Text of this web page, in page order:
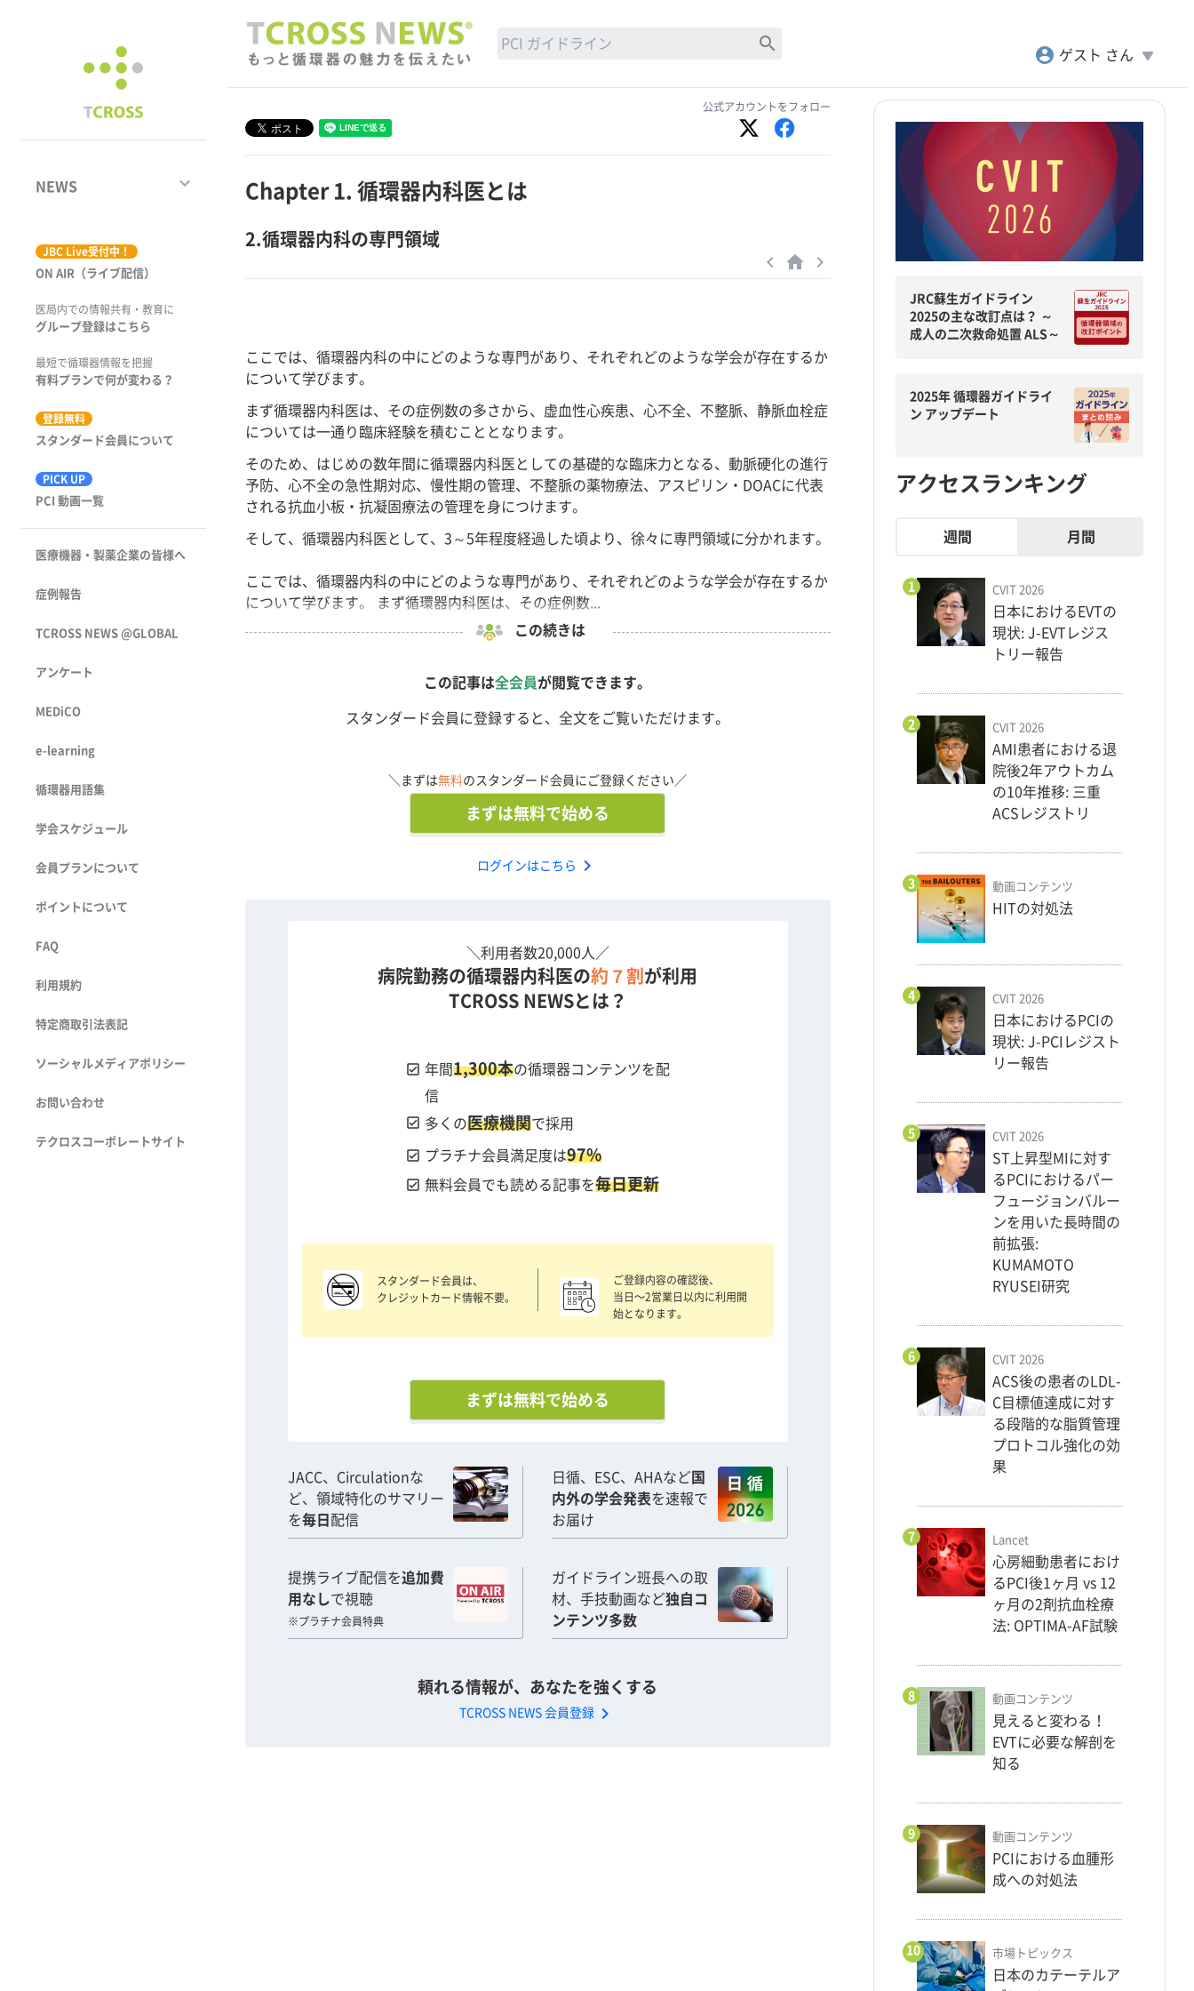
NEWS keyboard_arrow_down
ジャーナル
動画コンテンツ
市場トピックス
JBC Live受付中！
ON AIR（ライブ配信）
医局内での情報共有・教育に
グループ登録はこちら
最短で循環器情報を把握
有料プランで何が変わる？
登録無料
スタンダード会員について
PICK UP
PCI 動画一覧
医療機器・製薬企業の皆様へ
症例報告
TCROSS NEWS @GLOBAL
アンケート
MEDiCO
e-learning
循環器用語集
学会スケジュール
会員プランについて
ポイントについて
FAQ
利用規約
特定商取引法表記
ソーシャルメディアポリシー
お問い合わせ
テクロスコーポレートサイト
search
account_circle ゲスト さん play_arrow
公式アカウントをフォロー
Chapter 1. 循環器内科医とは
2.循環器内科の専門領域
navigate_before home navigate_next
ここでは、循環器内科の中にどのような専門があり、それぞれどのような学会が存在するか
について学びます。
まず循環器内科医は、その症例数の多さから、虚血性心疾患、心不全、不整脈、静脈血栓症
については一通り臨床経験を積むこととなります。
そのため、はじめの数年間に循環器内科医としての基礎的な臨床力となる、動脈硬化の進行
予防、心不全の急性期対応、慢性期の管理、不整脈の薬物療法、アスピリン・DOACに代表
される抗血小板・抗凝固療法の管理を身につけます。
そして、循環器内科医として、3～5年程度経過した頃より、徐々に専門領域に分かれます。
ここでは、循環器内科の中にどのような専門があり、それぞれどのような学会が存在するか
について学びます。 まず循環器内科医は、その症例数...
この続きは
この記事は全会員が閲覧できます。
スタンダード会員に登録すると、全文をご覧いただけます。
＼まずは無料のスタンダード会員にご登録ください／
まずは無料で始める
ログインはこちら chevron_right
＼利用者数20,000人／
病院勤務の循環器内科医の約７割 が利用
TCROSS NEWSとは？
check_box 年間1,300本の循環器コンテンツを配
信
check_box 多くの医療機関で採用
check_box プラチナ会員満足度は97%
check_box 無料会員でも読める記事を毎日更新
スタンダード会員は、
クレジットカード情報不要。
ご登録内容の確認後、
当日〜2営業日以内に利用開
始となります。
まずは無料で始める
JACC、Circulationな
ど、領域特化のサマリー
を毎日 配信
日循、ESC、AHAなど国
内外の学会発表を速報で
お届け
提携ライブ配信を追加費
用なしで視聴
※プラチナ会員特典
ガイドライン班長への取
材、手技動画など独自コ
ンテンツ多数
頼れる情報が、あなたを強くする
TCROSS NEWS 会員登録 chevron_right
JRC蘇生ガイドライン
2025の主な改訂点は？ ～
成人の二次救命処置 ALS～
2025年 循環器ガイドライ
ン アップデート
アクセスランキング
週間 月間
1 CVIT 2026
日本におけるEVTの
現状: J-EVTレジス
トリー報告
2 CVIT 2026
AMI患者における退
院後2年アウトカム
の10年推移: 三重
ACSレジストリ
3 動画コンテンツ
HITの対処法
4 CVIT 2026
日本におけるPCIの
現状: J-PCIレジスト
リー報告
5 CVIT 2026
ST上昇型MIに対す
るPCIにおけるパー
フュージョンバルー
ンを用いた長時間の
前拡張:
KUMAMOTO
RYUSEI研究
6 CVIT 2026
ACS後の患者のLDL-
C目標値達成に対す
る段階的な脂質管理
プロトコル強化の効
果
7 Lancet
心房細動患者におけ
るPCI後1ヶ月 vs 12
ヶ月の2剤抗血栓療
法: OPTIMA-AF試験
8 動画コンテンツ
見えると変わる！
EVTに必要な解剖を
知る
9 動画コンテンツ
PCIにおける血腫形
成への対処法
10 市場トピックス
日本のカテーテルア